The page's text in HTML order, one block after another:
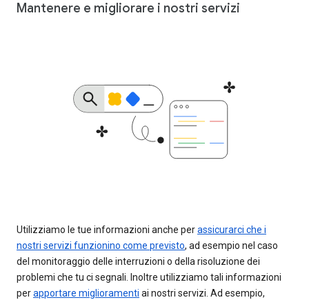
Mantenere e migliorare i nostri servizi
Utilizziamo le tue informazioni anche perassicurarci che i
nostri servizi funzionino come previsto, ad esempio nel caso
del monitoraggio delle interruzioni o della risoluzione dei
problemi che tu ci segnali. Inoltre utilizziamo tali informazioni
perapportare miglioramenti ai nostri servizi. Ad esempio,